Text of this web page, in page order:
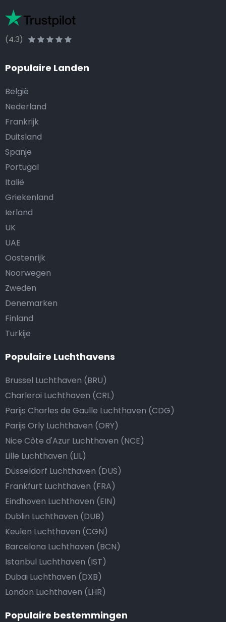
(4.3)
Populaire Landen
België
Nederland
Frankrijk
Duitsland
Spanje
Portugal
Italië
Griekenland
Ierland
UK
UAE
Oostenrijk
Noorwegen
Zweden
Denemarken
Finland
Turkije
Populaire Luchthavens
Brussel Luchthaven (BRU)
Charleroi Luchthaven (CRL)
Parijs Charles de Gaulle Luchthaven (CDG)
Parijs Orly Luchthaven (ORY)
Nice Côte d'Azur Luchthaven (NCE)
Lille Luchthaven (LIL)
Düsseldorf Luchthaven (DUS)
Frankfurt Luchthaven (FRA)
Eindhoven Luchthaven (EIN)
Dublin Luchthaven (DUB)
Keulen Luchthaven (CGN)
Barcelona Luchthaven (BCN)
Istanbul Luchthaven (IST)
Dubai Luchthaven (DXB)
London Luchthaven (LHR)
Populaire bestemmingen